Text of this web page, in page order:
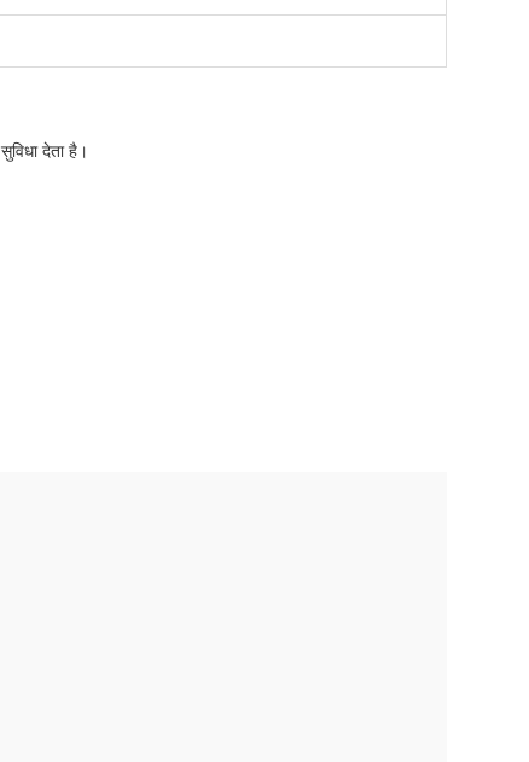
देता है।